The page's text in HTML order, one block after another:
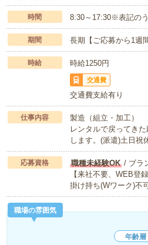
時間 8:30～17:30※表記の
期間 長期【ご応募から1週
時給 時給1250円
交通費
交通費支給有り
仕事内容
製造（組立・加工）
レンタルで戻ってき
します。(派遣)土日
応募資格 職種未経験OK/ ブラ
【来社不要、WEB
掛け持ち(Wワーク)不
職場の雰囲気
年齢層